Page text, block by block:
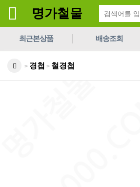
명가철물
최근본상품 배송조회
> 경첩 > 철경첩